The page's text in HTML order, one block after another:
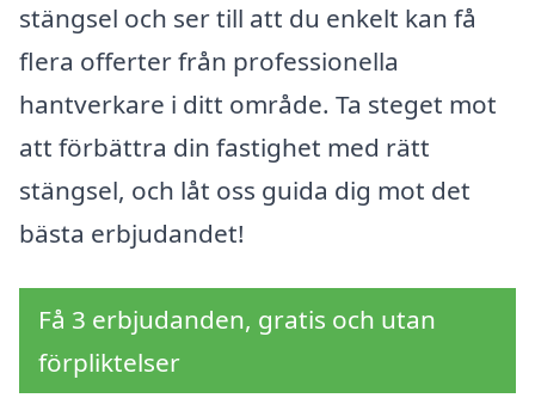
stängsel och ser till att du enkelt kan få
flera offerter från professionella
hantverkare i ditt område. Ta steget mot
att förbättra din fastighet med rätt
stängsel, och låt oss guida dig mot det
bästa erbjudandet!
Få 3 erbjudanden, gratis och utan
förpliktelser